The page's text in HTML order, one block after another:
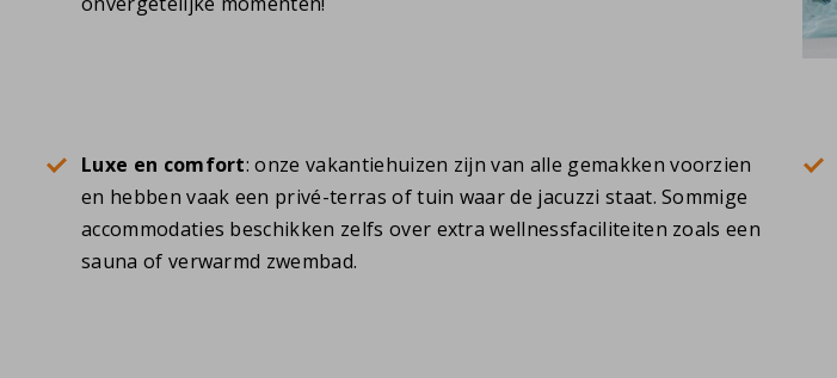
Luxe en comfort: onze vakantiehuizen zijn van alle gemakken voorzien
en hebben vaak een privé-terras of tuin waar de jacuzzi staat. Sommige
accommodaties beschikken zelfs over extra wellnessfaciliteiten zoals een
sauna of verwarmd zwembad.